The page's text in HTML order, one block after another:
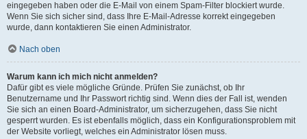
eingegeben haben oder die E-Mail von einem Spam-Filter blockiert wurde.
Wenn Sie sich sicher sind, dass Ihre E-Mail-Adresse korrekt eingegeben
wurde, dann kontaktieren Sie einen Administrator.
Nach oben
Warum kann ich mich nicht anmelden?
Dafür gibt es viele mögliche Gründe. Prüfen Sie zunächst, ob Ihr
Benutzername und Ihr Passwort richtig sind. Wenn dies der Fall ist, wenden
Sie sich an einen Board-Administrator, um sicherzugehen, dass Sie nicht
gesperrt wurden. Es ist ebenfalls möglich, dass ein Konfigurationsproblem mit
der Website vorliegt, welches ein Administrator lösen muss.